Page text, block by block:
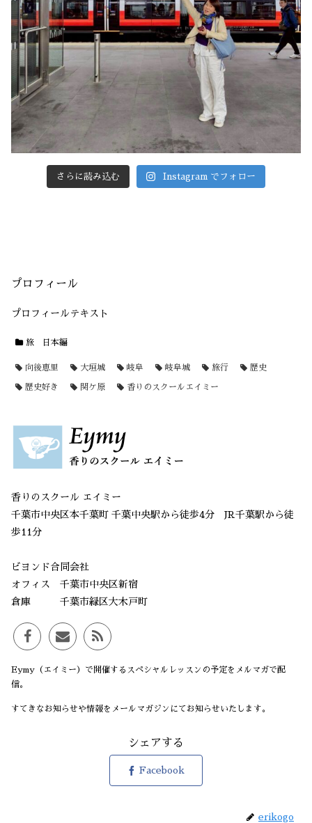
さらに読み込む Instagram でフォロー
プロフィール
プロフィールテキスト
旅 日本編
向後恵里 大垣城 岐阜 岐阜城 旅行 歴史
歴史好き 関ケ原 香りのスクールエイミー
香りのスクール エイミー
千葉市中央区本千葉町 千葉中央駅から徒歩4分 JR千葉駅から徒
歩11分
ビヨンド合同会社
オフィス 千葉市中央区新宿
倉庫 千葉市緑区大木戸町
Eymy（エイミー）で開催するスペシャルレッスンの予定をメルマガで配
信。
すてきなお知らせや情報をメールマガジンにてお知らせいたします。
シェアする
Facebook
erikogo